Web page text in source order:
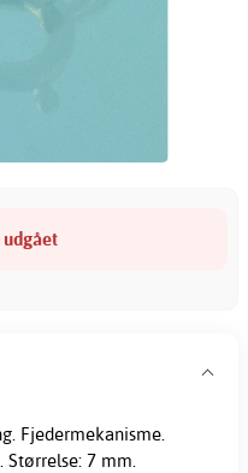
Fjedermekanisme.
Størrelse: 7 mm.